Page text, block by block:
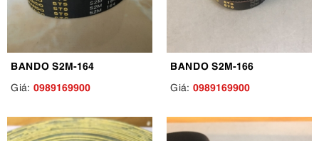
BANDO S2M-164
Giá: 0989169900
BANDO S2M-166
Giá: 0989169900